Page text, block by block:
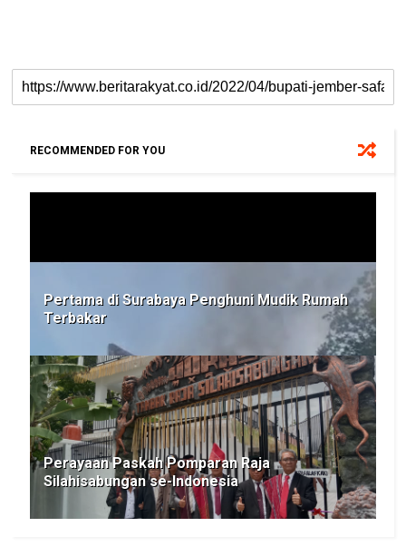
RECOMMENDED FOR YOU
Pertama di Surabaya Penghuni Mudik Rumah
Terbakar
Perayaan Paskah Pomparan Raja
Silahisabungan se-Indonesia